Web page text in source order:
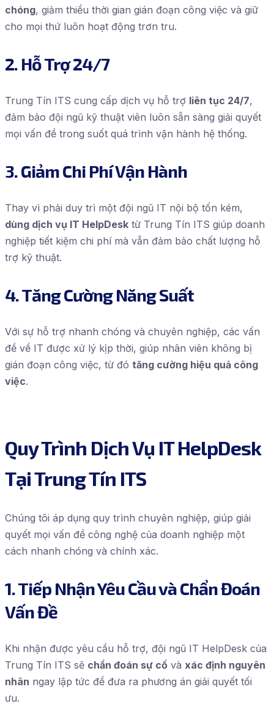
chóng, giảm thiểu thời gian gián đoạn công việc và giữ
cho mọi thứ luôn hoạt động trơn tru.
2. Hỗ Trợ 24/7
Trung Tín ITS cung cấp dịch vụ hỗ trợ liên tục 24/7,
đảm bảo đội ngũ kỹ thuật viên luôn sẵn sàng giải quyết
mọi vấn đề trong suốt quá trình vận hành hệ thống.
3. Giảm Chi Phí Vận Hành
Thay vì phải duy trì một đội ngũ IT nội bộ tốn kém,
dùng dịch vụ IT HelpDesk từ Trung Tín ITS giúp doanh
nghiệp tiết kiệm chi phí mà vẫn đảm bảo chất lượng hỗ
trợ kỹ thuật.
4. Tăng Cường Năng Suất
Với sự hỗ trợ nhanh chóng và chuyên nghiệp, các vấn
đề về IT được xử lý kịp thời, giúp nhân viên không bị
gián đoạn công việc, từ đó tăng cường hiệu quả công
việc.
Quy Trình Dịch Vụ IT HelpDesk
Tại Trung Tín ITS
Chúng tôi áp dụng quy trình chuyên nghiệp, giúp giải
quyết mọi vấn đề công nghệ của doanh nghiệp một
cách nhanh chóng và chính xác.
1. Tiếp Nhận Yêu Cầu và Chẩn Đoán
Vấn Đề
Khi nhận được yêu cầu hỗ trợ, đội ngũ IT HelpDesk của
Trung Tín ITS sẽ chẩn đoán sự cố và xác định nguyên
nhân ngay lập tức để đưa ra phương án giải quyết tối
ưu.